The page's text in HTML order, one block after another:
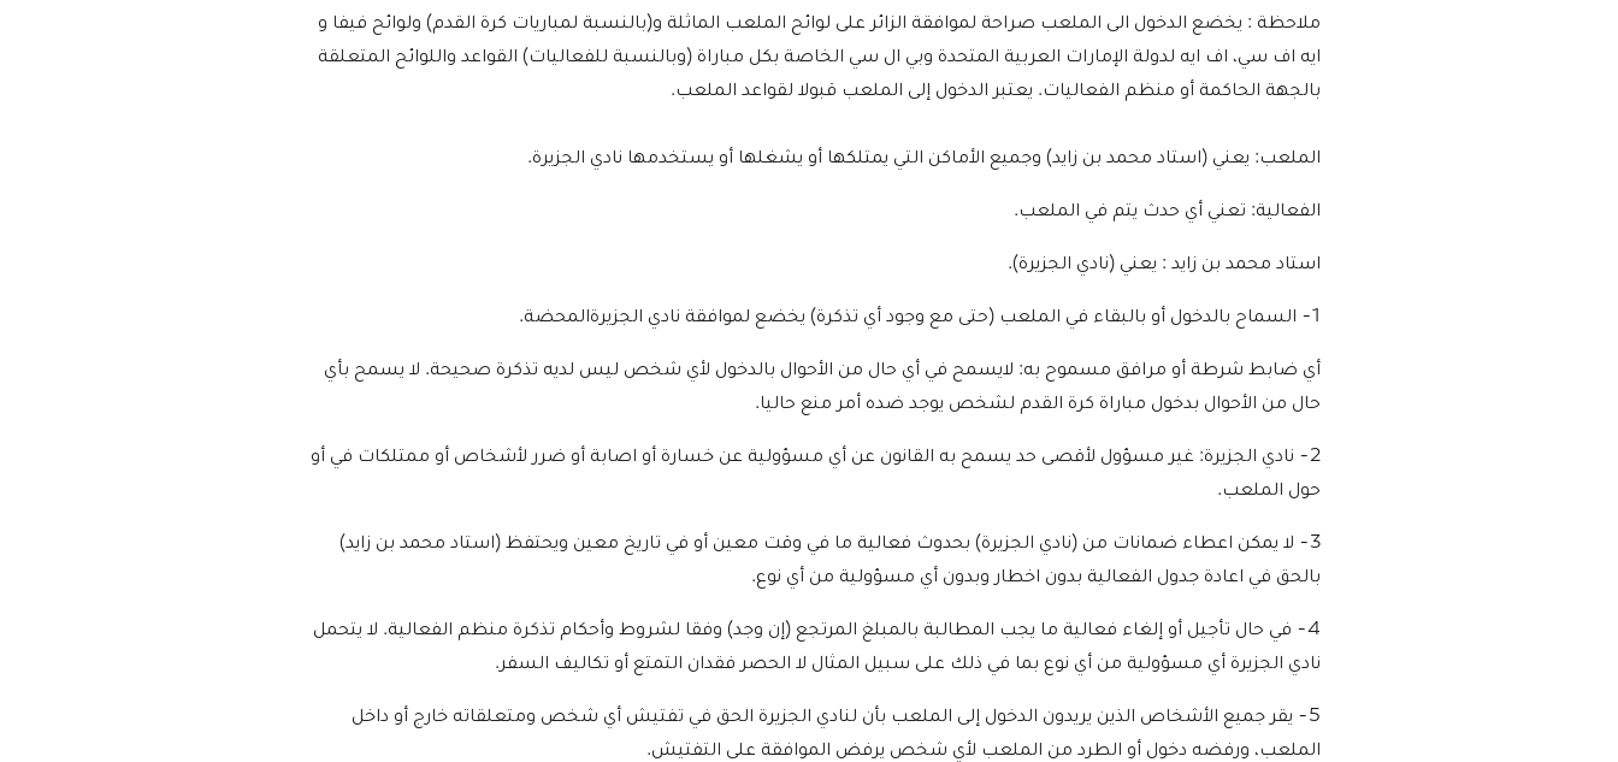
ملاحظة : يخضع الدخول الى الملعب صراحة لموافقة الزائر على لوائح الملعب الماثلة و(بالنسبة لمباريات كرة القدم) ولوائح فيفا و
ايه اف سي، اف ايه لدولة الإمارات العربية المتحدة وبي ال سي الخاصة بكل مباراة (وبالنسبة للفعاليات) القواعد واللوائح المتعلقة
بالجهة الحاكمة أو منظم الفعاليات. يعتبر الدخول إلى الملعب قبولا لقواعد الملعب.
الملعب: يعني (استاد محمد بن زايد) وجميع الأماكن التي يمتلكها أو يشغلها أو يستخدمها نادي الجزيرة.
الفعالية: تعني أي حدث يتم في الملعب.
استاد محمد بن زايد : يعني (نادي الجزيرة).
1- السماح بالدخول أو بالبقاء في الملعب (حتى مع وجود أي تذكرة) يخضع لموافقة نادي الجزيرةالمحضة.
أي ضابط شرطة أو مرافق مسموح به: لايسمح في أي حال من الأحوال بالدخول لأي شخص ليس لديه تذكرة صحيحة. لا يسمح بأي
حال من الأحوال بدخول مباراة كرة القدم لشخص يوجد ضده أمر منع حاليا.
2- نادي الجزيرة: غير مسؤول لأقصى حد يسمح به القانون عن أي مسؤولية عن خسارة أو اصابة أو ضرر لأشخاص أو ممتلكات في أو
حول الملعب.
3- لا يمكن اعطاء ضمانات من (نادي الجزيرة) بحدوث فعالية ما في وقت معين أو في تاريخ معين ويحتفظ (استاد محمد بن زايد)
بالحق في اعادة جدول الفعالية بدون اخطار وبدون أي مسؤولية من أي نوع.
4- في حال تأجيل أو إلغاء فعالية ما يجب المطالبة بالمبلغ المرتجع (إن وجد) وفقا لشروط وأحكام تذكرة منظم الفعالية. لا يتحمل
نادي الجزيرة أي مسؤولية من أي نوع بما في ذلك على سبيل المثال لا الحصر فقدان التمتع أو تكاليف السفر.
5- يقر جميع الأشخاص الذين يريدون الدخول إلى الملعب بأن لنادي الجزيرة الحق في تفتيش أي شخص ومتعلقاته خارج أو داخل
الملعب، ورفضه دخول أو الطرد من الملعب لأي شخص يرفض الموافقة على التفتيش.